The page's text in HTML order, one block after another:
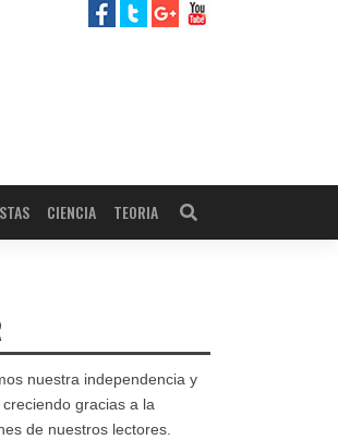
CIENCIA TEORIA
nuestra independencia y
gracias a la
de nuestros lectores.